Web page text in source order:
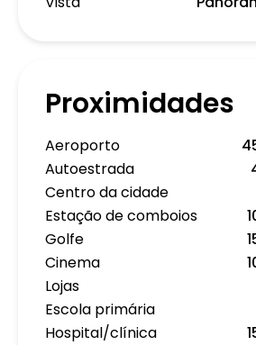
Proximidades
Aeroporto
Autoestrada
Centro da cidade
Estação de comboios
Golfe
Cinema
Lojas
Escola primária
Hospital/clínica